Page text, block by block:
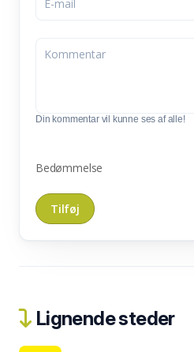
Din kommentar vil kunne ses af alle!
Bedømmelse
Lignende steder